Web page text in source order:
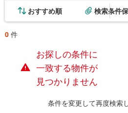
おすすめ順 検索条件
0 件
お探しの条件に
一致する物件が
見つかりません
条件を変更して再度検索